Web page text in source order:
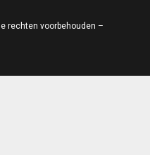
rechten voorbehouden –